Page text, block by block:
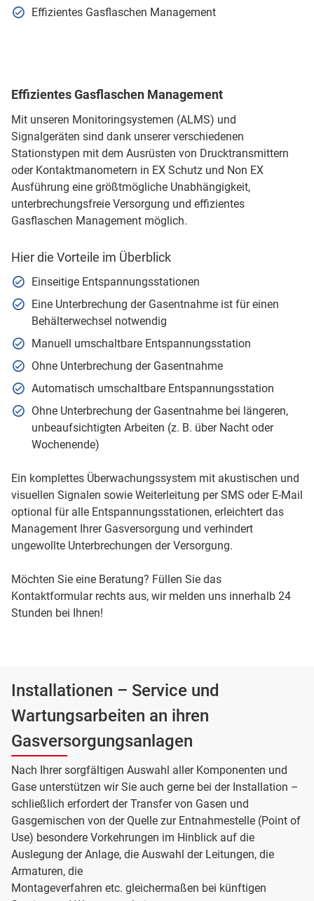
Effizientes Gasflaschen Management
Effizientes Gasflaschen Management
Mit unseren Monitoringsystemen (ALMS) und
Signalgeräten sind dank unserer verschiedenen
Stationstypen mit dem Ausrüsten von Drucktransmittern
oder Kontaktmanometern in EX Schutz und Non EX
Ausführung eine größtmögliche Unabhängigkeit,
unterbrechungsfreie Versorgung und effizientes
Gasflaschen Management möglich.
Hier die Vorteile im Überblick
Einseitige Entspannungsstationen
Eine Unterbrechung der Gasentnahme ist für einen
Behälterwechsel notwendig
Manuell umschaltbare Entspannungsstation
Ohne Unterbrechung der Gasentnahme
Automatisch umschaltbare Entspannungsstation
Ohne Unterbrechung der Gasentnahme bei längeren,
unbeaufsichtigten Arbeiten (z. B. über Nacht oder
Wochenende)
Ein komplettes Überwachungssystem mit akustischen und
visuellen Signalen sowie Weiterleitung per SMS oder E-Mail
optional für alle Entspannungsstationen, erleichtert das
Management Ihrer Gasversorgung und verhindert
ungewollte Unterbrechungen der Versorgung.
Möchten Sie eine Beratung? Füllen Sie das
Kontaktformular rechts aus, wir melden uns innerhalb 24
Stunden bei Ihnen!
Installationen – Service und
Wartungsarbeiten an ihren
Gasversorgungsanlagen
Nach Ihrer sorgfältigen Auswahl aller Komponenten und
Gase unterstützen wir Sie auch gerne bei der Installation –
schließlich erfordert der Transfer von Gasen und
Gasgemischen von der Quelle zur Entnahmestelle (Point of
Use) besondere Vorkehrungen im Hinblick auf die
Auslegung der Anlage, die Auswahl der Leitungen, die
Armaturen, die
Montageverfahren etc. gleichermaßen bei künftigen